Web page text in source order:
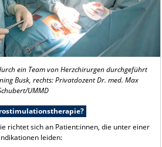
ein Team von Herzchirurgen durchgeführt
Busk, rechts: Privatdozent Dr. med. Max
UMMD
richtet sich an Patient:innen, die unter einer
leiden: